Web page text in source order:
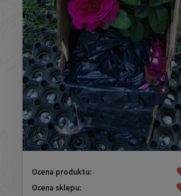
Ocena produktu:
Ocena sklepu: